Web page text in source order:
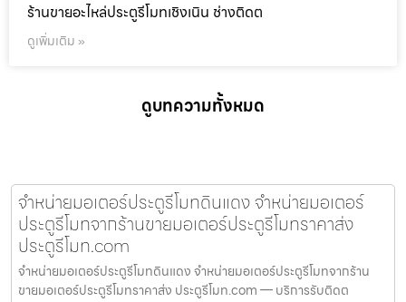
ร้านขายอะไหล่ประตูรีโมทเชิงเนิน ช่างติดต
ดูเพิ่มเติม »
ดูบทความทั้งหมด
จำหน่ายมอเตอร์ประตูรีโมทดินแดง จำหน่ายมอเตอร์
ประตูรีโมทจากร้านขายมอเตอร์ประตูรีโมทราคาส่ง
ประตูรีโมท.com
จำหน่ายมอเตอร์ประตูรีโมทดินแดง จำหน่ายมอเตอร์ประตูรีโมทจากร้าน
ขายมอเตอร์ประตูรีโมทราคาส่ง ประตูรีโมท.com — บริการรับติดต